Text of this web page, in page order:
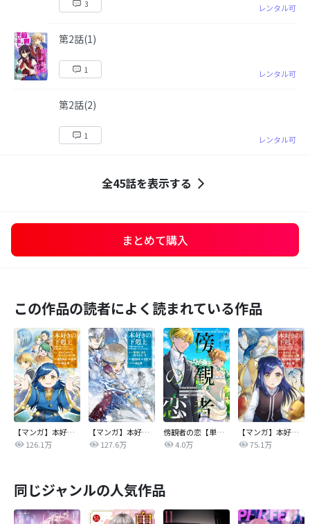
3 レンタル可
第2話(1)
1 レンタル可
第2話(2)
1 レンタル可
全45話を表示する
まとめて購入
この作品の読者によく読まれている作品
【マンガ】本好きの下剋上 第二部
126.1万
【マンガ】本好きの下剋上 第三部
127.6万
傍観者の恋【単話売】
4.0万
【マンガ】本好きの下剋上
75.1万
同じジャンルの人気作品